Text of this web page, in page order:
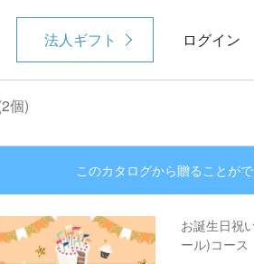
法人ギフト ログイン
個)
このカタログから贈ることがで
お誕生日
ール)コース